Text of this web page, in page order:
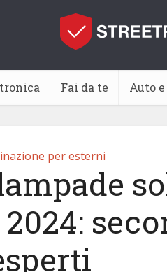
Fai da te Auto
per esterni